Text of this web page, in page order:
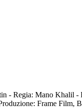
- Regia: Mano Khalil -
Frame Film,